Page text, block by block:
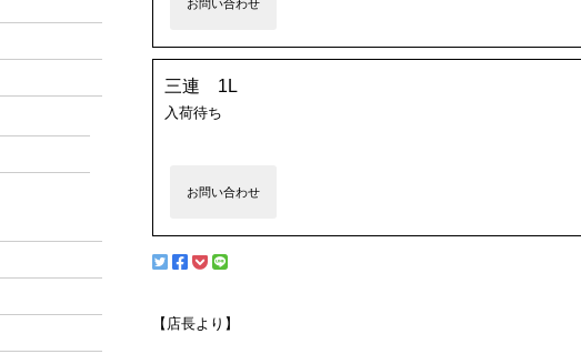
お問い合わせ
三連 1L
入荷待ち
お問い合わせ
【店長より】